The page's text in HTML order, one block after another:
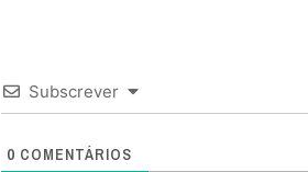
Subscrever
0 COMENTÁRIOS